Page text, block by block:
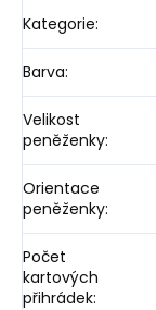
Kategorie:
Barva:
Velikost
peněženky:
Orientace
peněženky:
Počet
kartových
přihrádek: